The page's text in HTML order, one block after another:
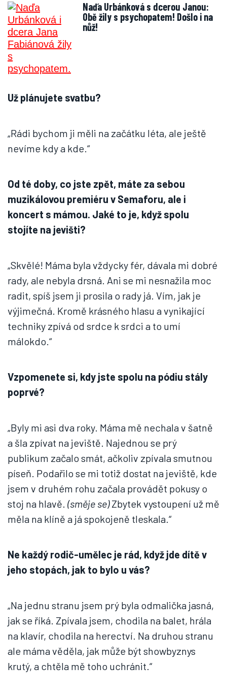
Naďa Urbánková s dcerou Janou:
Obě žily s psychopatem! Došlo i na
nůž!
Už plánujete svatbu?
„Rádi bychom ji měli na začátku léta, ale ještě
nevíme kdy a kde.“
Od té doby, co jste zpět, máte za sebou
muzikálovou premiéru v Semaforu, ale i
koncert s mámou. Jaké to je, když spolu
stojíte na jevišti?
„Skvělé! Máma byla vždycky fér, dávala mi dobré
rady, ale nebyla drsná. Ani se mi nesnažila moc
radit, spíš jsem ji prosila o rady já. Vím, jak je
výjimečná. Kromě krásného hlasu a vynikající
techniky zpívá od srdce k srdci a to umí
málokdo.“
Vzpomenete si, kdy jste spolu na pódiu stály
poprvé?
„Byly mi asi dva roky. Máma mě nechala v šatně
a šla zpívat na jeviště. Najednou se prý
publikum začalo smát, ačkoliv zpívala smutnou
píseň. Podařilo se mi totiž dostat na jeviště, kde
jsem v druhém rohu začala provádět pokusy o
stoj na hlavě. (směje se)Zbytek vystoupení už mě
měla na klíně a já spokojeně tleskala.“
Ne každý rodič-umělec je rád, když jde dítě v
jeho stopách, jak to bylo u vás?
„Na jednu stranu jsem prý byla odmalička jasná,
jak se říká. Zpívala jsem, chodila na balet, hrála
na klavír, chodila na herectví. Na druhou stranu
ale máma věděla, jak může být showbyznys
krutý, a chtěla mě toho uchránit.“